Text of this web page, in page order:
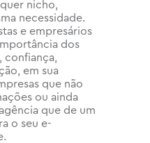
nicho,
necessidade.
e empresários
dos
confiança,
em sua
que não
ou ainda
que de um
o seu e-